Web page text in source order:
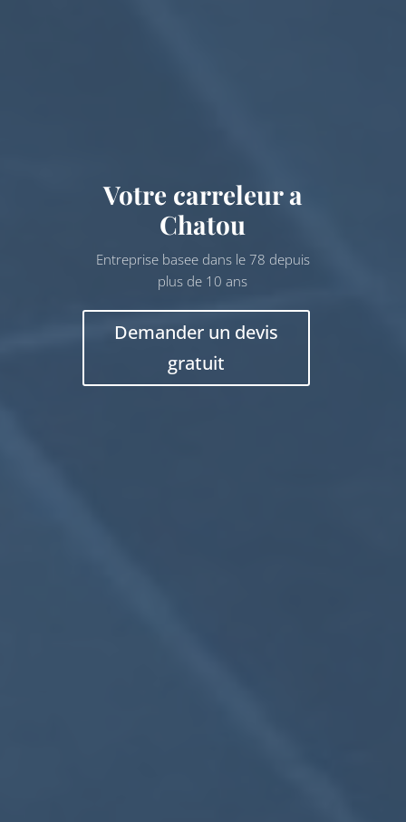
Votre carreleur a
Chatou
Entreprise basee dans le 78 depuis
plus de 10 ans
Demander un devis
gratuit